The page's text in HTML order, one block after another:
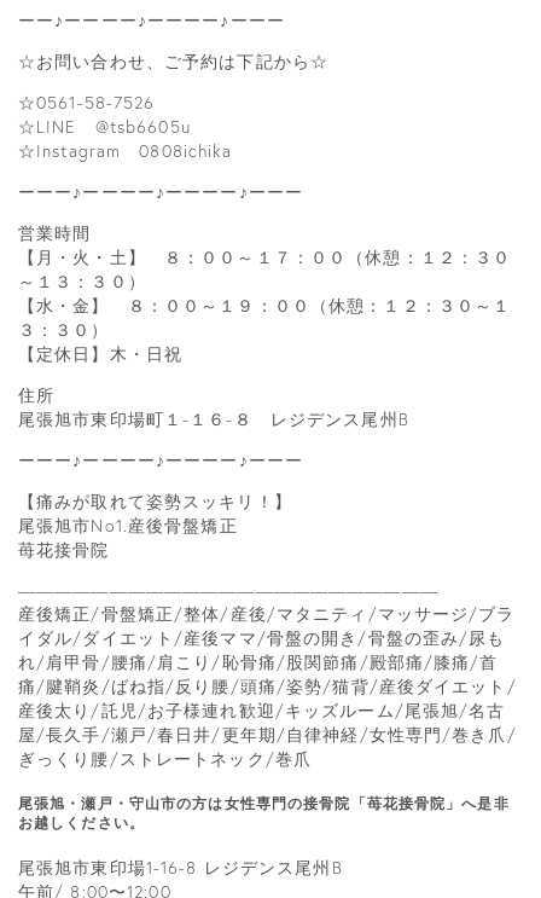
ーー♪ーーーー♪ーーーー♪ーーー
☆お問い合わせ、ご予約は下記から☆
☆0561-58-7526
☆LINE @tsb6605u
☆Instagram 0808ichika
ーーー♪ーーーー♪ーーーー♪ーーー
営業時間
【月・火・土】 ８：００～１７：００（休憩：１２：３０
～１３：３０）
【水・金】 ８：００～１９：００（休憩：１２：３０～１
３：３０）
【定休日】木・日祝
住所
尾張旭市東印場町１-１６-８ レジデンス尾州B
ーーー♪ーーーー♪ーーーー♪ーーー
【痛みが取れて姿勢スッキリ！】
尾張旭市No1.産後骨盤矯正
苺花接骨院
―――――――――――――――――――――――
産後矯正/骨盤矯正/整体/産後/マタニティ/マッサージ/ブラ
イダル/ダイエット/産後ママ/骨盤の開き/骨盤の歪み/尿も
れ/肩甲骨/腰痛/肩こり/恥骨痛/股関節痛/殿部痛/膝痛/首
痛/腱鞘炎/ばね指/反り腰/頭痛/姿勢/猫背/産後ダイエット/
産後太り/託児/お子様連れ歓迎/キッズルーム/尾張旭/名古
屋/長久手/瀬戸/春日井/更年期/自律神経/女性専門/巻き爪/
ぎっくり腰/ストレートネック/巻爪
尾張旭・瀬戸・守山市の方は女性専門の接骨院「苺花接骨院」へ是非
お越しください。
尾張旭市東印場1-16-8 レジデンス尾州B
午前/ 8:00〜12:00